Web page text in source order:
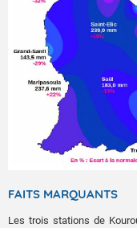
FAITS MARQUANTS
Les trois stations de